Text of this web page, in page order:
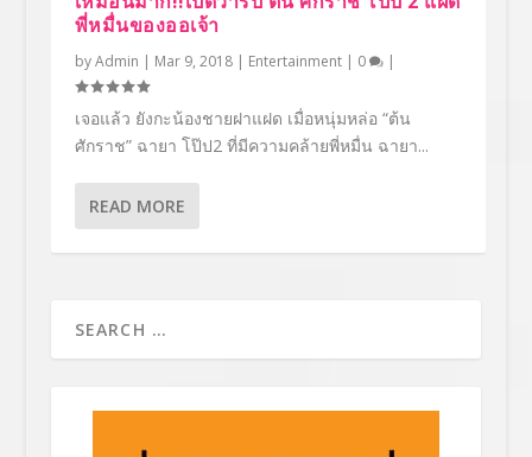
พี่หมื่นของออเจ้า
byAdmin | Mar 9, 2018| Entertainment| 0 |
เจอแล้ว ยังกะน้องชายฝาแฝด เมื่อหนุ่มหล่อ “ต้น
ศักราช” ฉายา โป๊ป2 ที่มีความคล้ายพี่หมื่น ฉายา...
READ MORE